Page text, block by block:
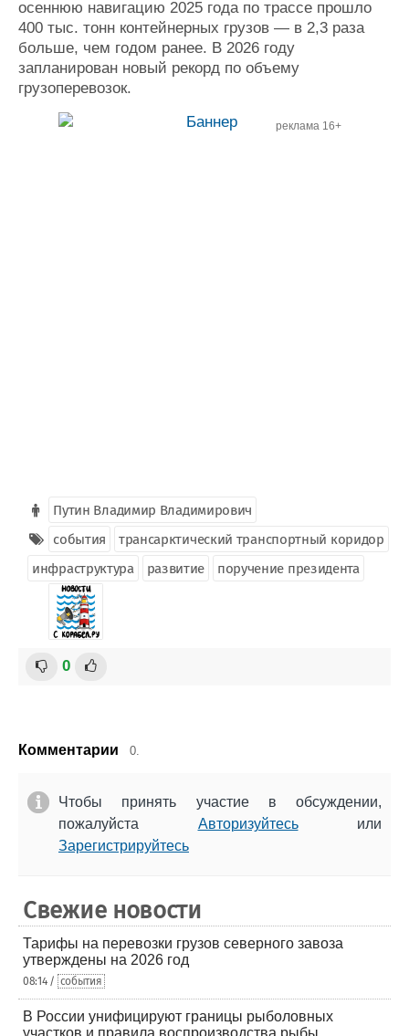
осеннюю навигацию 2025 года по трассе прошло
400 тыс. тонн контейнерных грузов — в 2,3 раза
больше, чем годом ранее. В 2026 году
запланирован новый рекорд по объему
грузоперевозок.
реклама 16+
Путин Владимир Владимирович
события
трансарктический транспортный коридор
инфраструктура
развитие поручение президента
0
Комментарии 0.
Чтобы принять участие в обсуждении,
пожалуйста Авторизуйтесьили
Зарегистрируйтесь
Свежие новости
Тарифы на перевозки грузов северного завоза
утверждены на 2026 год
08:14 / события
В России унифицируют границы рыболовных
участков и правила воспроизводства рыбы